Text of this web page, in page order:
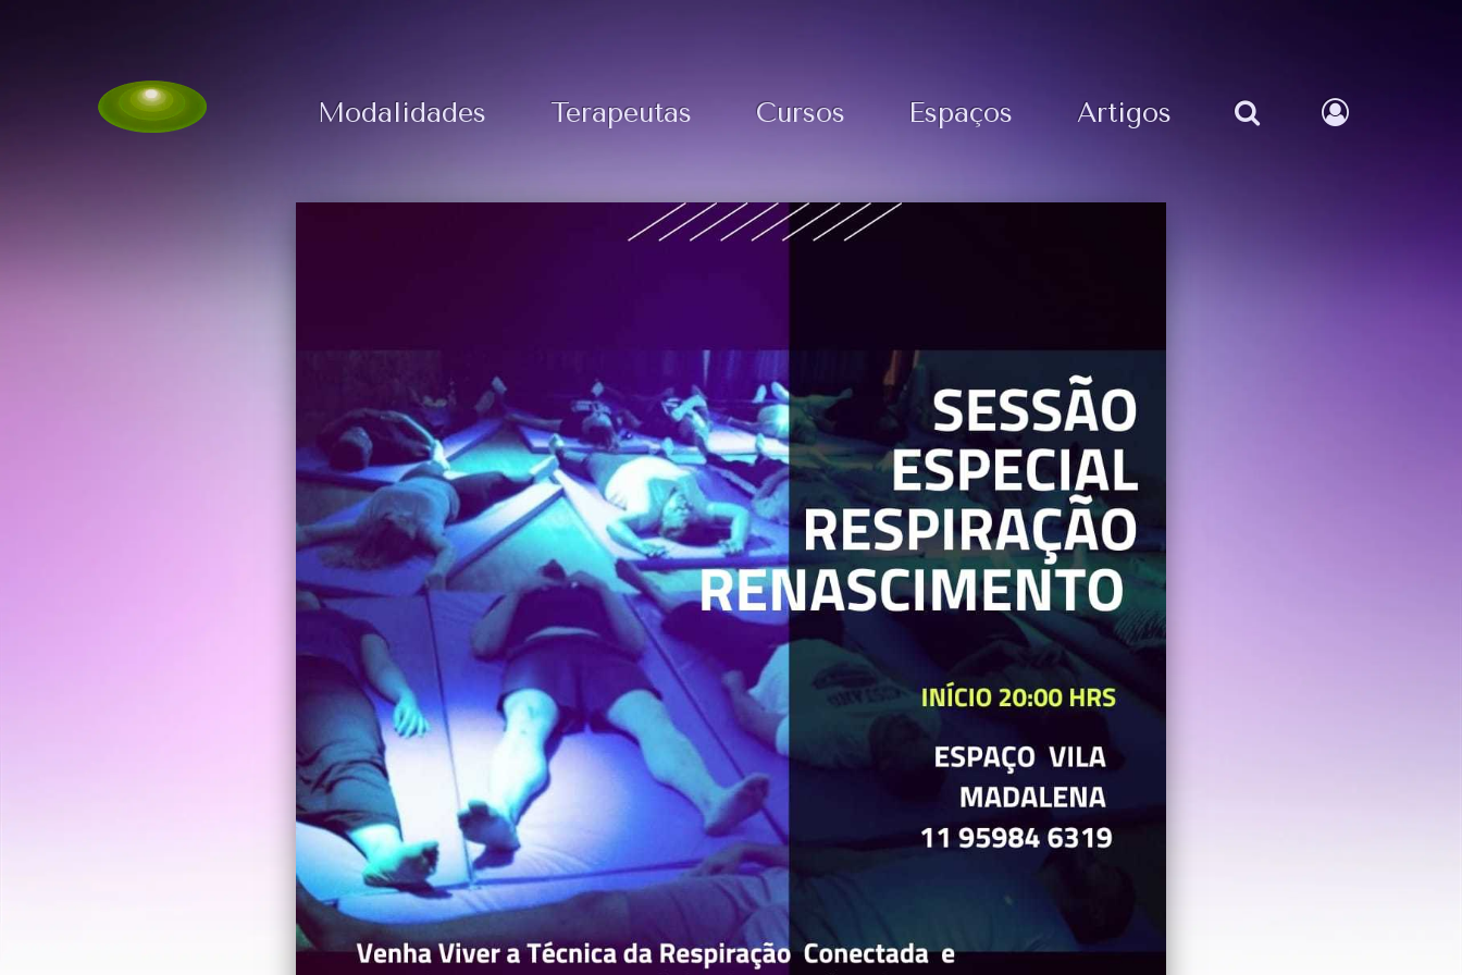
Modalidades Terapeutas Cursos Espaços Artigos